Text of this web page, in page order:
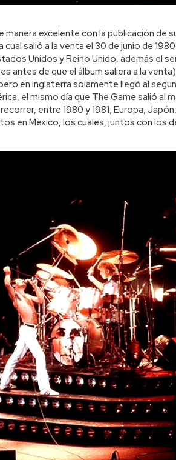
excelente con la publicación de
salió a la venta el 30 de junio de
Unidos y Reino Unido, además el
antes de que el álbum saliera a la
en Inglaterra solamente llegó al
el mismo día que The Game salió al
entre 1980 y 1981, Europa,
en México, los cuales, juntos con los